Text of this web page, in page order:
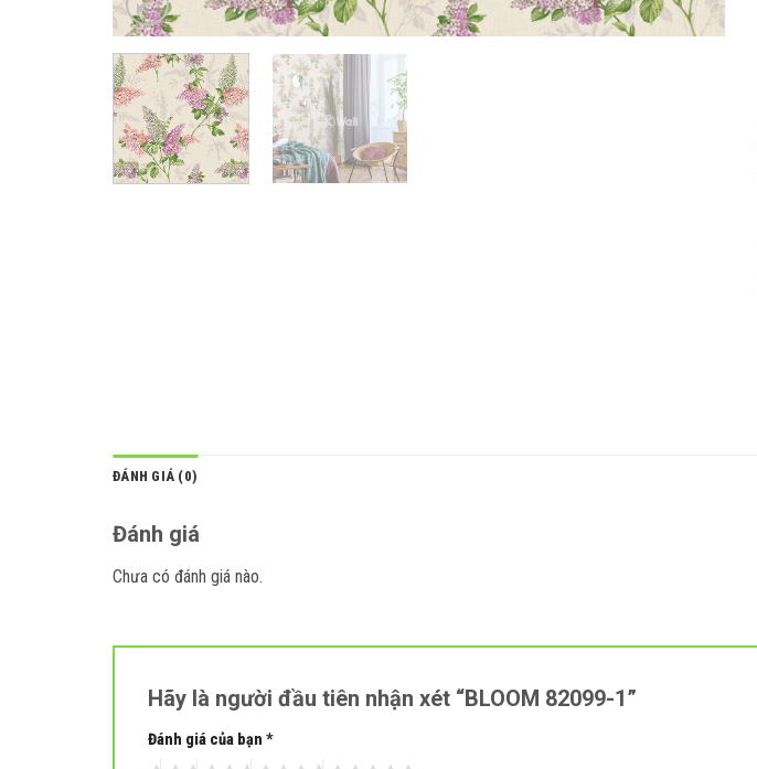
ĐÁNH GIÁ (0)
Đánh giá
Chưa có đánh giá nào.
Hãy là người đầu tiên nhận xét “BLOOM 82099-1”
Đánh giá của bạn *